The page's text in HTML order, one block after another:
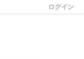
ログイン